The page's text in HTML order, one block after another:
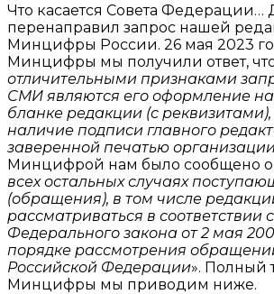
Что касается Совета Федерации…
перенаправил запрос нашей
Минцифры России. 26 мая 2023
Минцифры мы получили ответ,
отличительными признаками
СМИ являются его оформление
бланке редакции (с
наличие подписи главного
заверенной печатью
Минцифрой нам было сообщено о
всех остальных случаях
(обращения), в том числе
рассматриваться в соответствии
Федерального закона от 2 мая
порядке рассмотрения
Российской Федерации». Полный
Минцифры мы приводим ниже.